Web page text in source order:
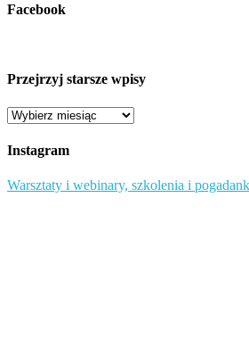
Facebook
Przejrzyj starsze wpisy
Przejrzyj
wpisy
Instagram
Warsztaty i webinary, szkolenia i